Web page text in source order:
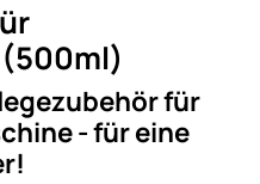
für
- für eine